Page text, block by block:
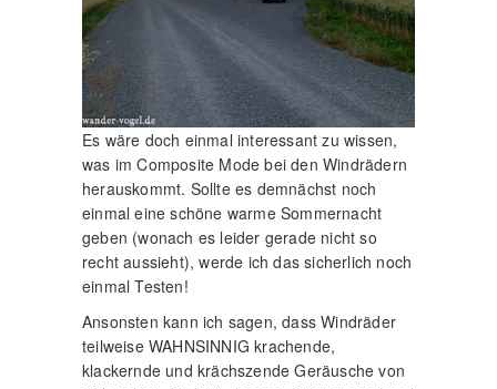
Es wäre doch einmal interessant zu wissen,
was im Composite Mode bei den Windrädern
herauskommt. Sollte es demnächst noch
einmal eine schöne warme Sommernacht
geben (wonach es leider gerade nicht so
recht aussieht), werde ich das sicherlich noch
einmal Testen!
Ansonsten kann ich sagen, dass Windräder
teilweise WAHNSINNIG krachende,
klackernde und krächszende Geräusche von